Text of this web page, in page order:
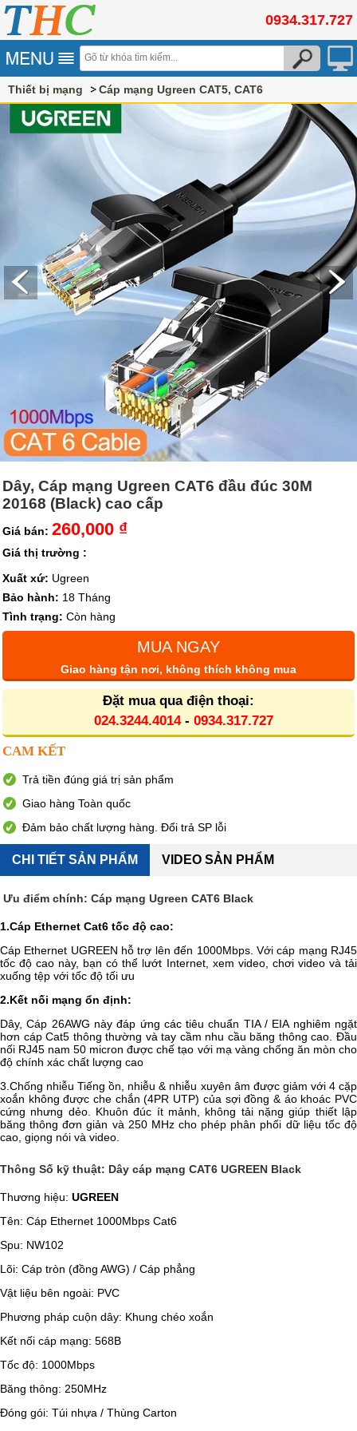
0934.317.727
Thiết bị mạng Cáp mạng Ugreen CAT5, CAT6
Dây, Cáp mạng Ugreen CAT6 đầu đúc 30M
20168 (Black) cao cấp
Giá bán: 260,000 ₫
Giá thị trường :
Xuất xứ: Ugreen
Bảo hành: 18 Tháng
Tình trạng: Còn hàng
MUA NGAY
Giao hàng tận nơi, không thích không mua
Đặt mua qua điện thoại:
024.3244.4014- 0934.317.727
CAM KẾT
Trả tiền đúng giá trị sản phẩm
Giao hàng Toàn quốc
Đảm bảo chất lượng hàng. Đổi trả SP lỗi
CHI TIẾT SẢN PHẨM VIDEO SẢN PHẨM
Ưu điểm chính: Cáp mạng Ugreen CAT6 Black
1.Cáp Ethernet Cat6 tốc độ cao:
Cáp Ethernet UGREEN hỗ trợ lên đến 1000Mbps. Với cáp mạng RJ45
tốc độ cao này, bạn có thể lướt Internet, xem video, chơi video và tải
xuống tệp với tốc độ tối ưu
2.Kết nối mạng ổn định:
Dây, Cáp 26AWG này đáp ứng các tiêu chuẩn TIA / EIA nghiêm ngặt
hơn cáp Cat5 thông thường và tay cầm nhu cầu băng thông cao. Đầu
nối RJ45 nam 50 micron được chế tạo với mạ vàng chống ăn mòn cho
độ chính xác chất lượng cao
3.Chống nhiễu Tiếng ồn, nhiễu & nhiễu xuyên âm được giảm với 4 cặp
xoắn không được che chắn (4PR UTP) của sợi đồng & áo khoác PVC
cứng nhưng dẻo. Khuôn đúc ít mảnh, không tải nặng giúp thiết lập
băng thông đơn giản và 250 MHz cho phép phân phối dữ liệu tốc độ
cao, giọng nói và video.
Thông Số kỹ thuật: Dây cáp mạng CAT6 UGREEN Black
Thương hiệu: UGREEN
Tên: Cáp Ethernet 1000Mbps Cat6
Spu: NW102
Lõi: Cáp tròn (đồng AWG) / Cáp phẳng
Vật liệu bên ngoài: PVC
Phương pháp cuộn dây: Khung chéo xoắn
Kết nối cáp mạng: 568B
Tốc độ: 1000Mbps
Băng thông: 250MHz
Đóng gói: Túi nhựa / Thùng Carton